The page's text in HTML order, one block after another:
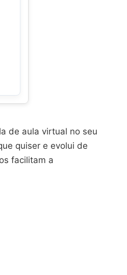
de aula virtual no seu
quiser e evolui de
facilitam a